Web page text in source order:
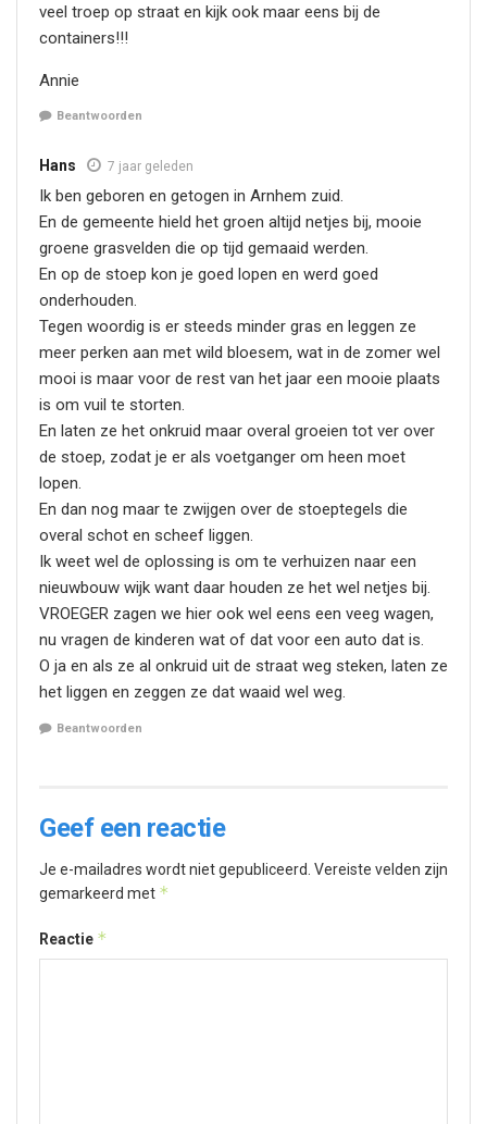
veel troep op straat en kijk ook maar eens bij de
containers!!!
Annie
Beantwoorden
Hans 7 jaar geleden
Ik ben geboren en getogen in Arnhem zuid.
En de gemeente hield het groen altijd netjes bij, mooie
groene grasvelden die op tijd gemaaid werden.
En op de stoep kon je goed lopen en werd goed
onderhouden.
Tegen woordig is er steeds minder gras en leggen ze
meer perken aan met wild bloesem, wat in de zomer wel
mooi is maar voor de rest van het jaar een mooie plaats
is om vuil te storten.
En laten ze het onkruid maar overal groeien tot ver over
de stoep, zodat je er als voetganger om heen moet
lopen.
En dan nog maar te zwijgen over de stoeptegels die
overal schot en scheef liggen.
Ik weet wel de oplossing is om te verhuizen naar een
nieuwbouw wijk want daar houden ze het wel netjes bij.
VROEGER zagen we hier ook wel eens een veeg wagen,
nu vragen de kinderen wat of dat voor een auto dat is.
O ja en als ze al onkruid uit de straat weg steken, laten ze
het liggen en zeggen ze dat waaid wel weg.
Beantwoorden
Geef een reactie
Je e-mailadres wordt niet gepubliceerd. Vereiste velden zijn
gemarkeerd met *
Reactie *